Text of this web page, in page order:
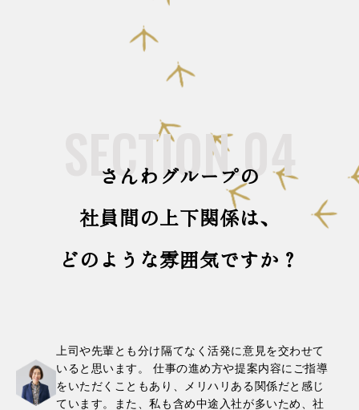
SECTION.04
さんわグループの
社員間の上下関係は、
どのような雰囲気ですか？
上司や先輩とも分け隔てなく活発に意見を交わせて
いると思います。 仕事の進め方や提案内容にご指導
をいただくこともあり、メリハリある関係だと感じ
ています。また、私も含め中途入社が多いため、社